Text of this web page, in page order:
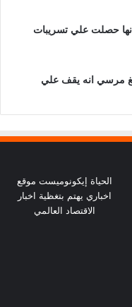
حصلت علي تسريبات
مرسي انه يقف علي
الحياة إيكونوميست موقع
اخباري يهتم بتغظية اخبار
الاقتصاد العالمي